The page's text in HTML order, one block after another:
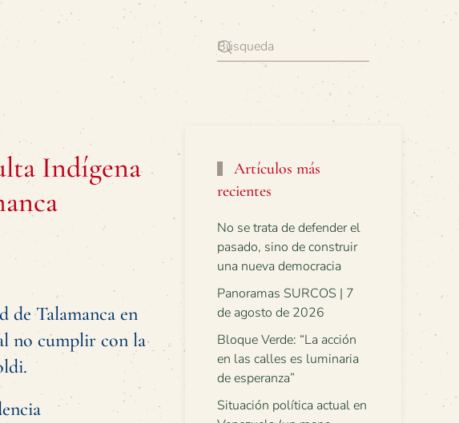
Indígena
de Talamanca en
no cumplir con la
Artículos más
recientes
No se trata de defender el
pasado, sino de construir
una nueva democracia
Panoramas SURCOS | 7
de agosto de 2026
Bloque Verde: “La acción
en las calles es luminaria
de esperanza”
Situación política actual en